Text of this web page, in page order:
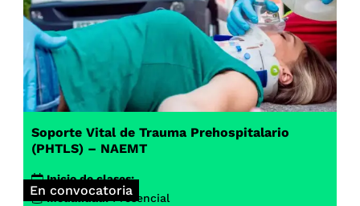
En convocatoria
Soporte Vital de Trauma Prehospitalario
(PHTLS) – NAEMT
Inicio de clases:
Modalidad: Presencial